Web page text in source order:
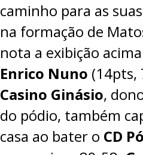
caminho para as
na formação de
nota a exibição
Enrico Nuno (14pts,
Casino Ginásio,
do pódio, também
casa ao bater o CD